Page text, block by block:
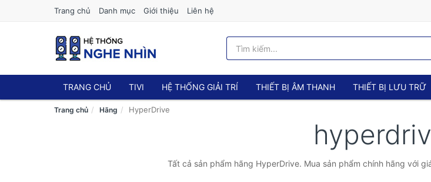
Trang chủ Danh mục Giới thiệu Liên hệ
TRANG CHỦ TIVI HỆ THỐNG GIẢI TRÍ THIẾT BỊ ÂM THANH THIẾT BỊ LƯU TRỮ
Trang chủ Hãng HyperDrive
Tất cả sản phẩm hãng HyperDrive. Mua sản phẩm chính hãng với